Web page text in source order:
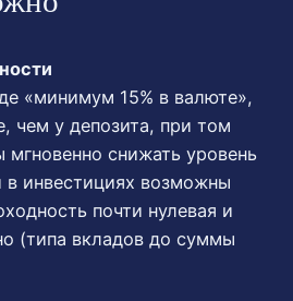
«минимум 15% в валюте»,
чем у депозита, при том
снижать уровень
в инвестициях возможны
почти нулевая и
(типа вкладов до суммы